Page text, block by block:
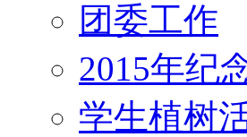
团委工作
2015年纪
学生植树